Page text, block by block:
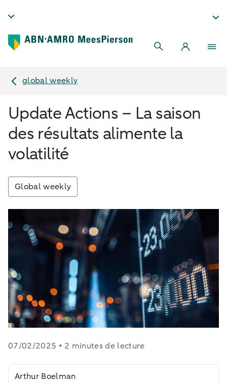
global weekly
Update Actions – La saison
des résultats alimente la
volatilité
Global weekly
07/02/2025 • 2 minutes de lecture
Arthur Boelman